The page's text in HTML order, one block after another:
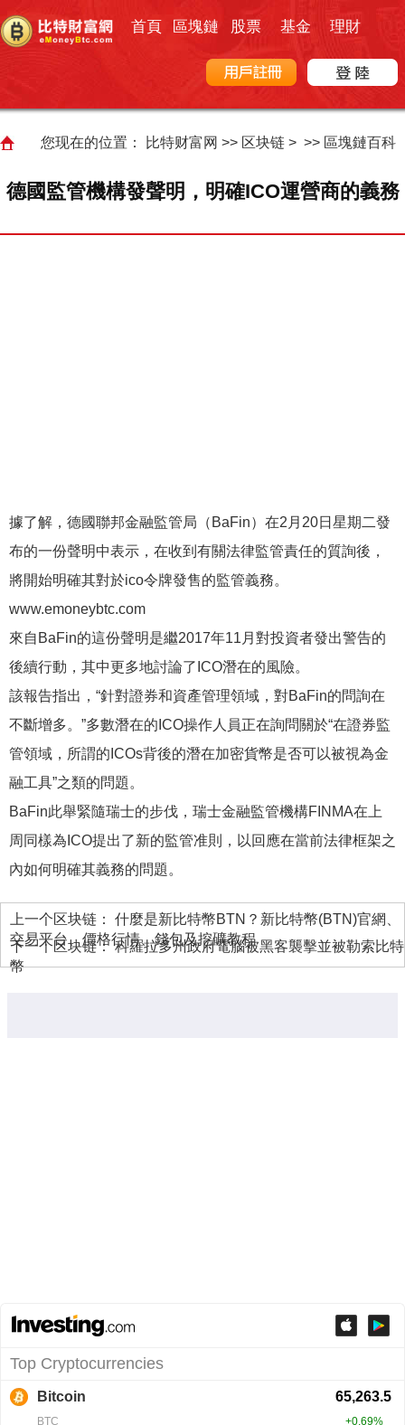
首頁 區塊鏈 股票 基金 理財
您现在的位置： 比特财富网 >> 区块链> >> 區塊鏈百科
德國監管機構發聲明，明確ICO運營商的義務
據了解，德國聯邦金融監管局（BaFin）在2月20日星期二發
布的一份聲明中表示，在收到有關法律監管責任的質詢後，
將開始明確其對於ico令牌發售的監管義務。
www.emoneybtc.com
來自BaFin的這份聲明是繼2017年11月對投資者發出警告的
後續行動，其中更多地討論了ICO潛在的風險。
該報告指出，“針對證券和資產管理領域，對BaFin的問詢在
不斷增多。”多數潛在的ICO操作人員正在詢問關於“在證券監
管領域，所謂的ICOs背後的潛在加密貨幣是否可以被視為金
融工具”之類的問題。
BaFin此舉緊隨瑞士的步伐，瑞士金融監管機構FINMA在上
周同樣為ICO提出了新的監管准則，以回應在當前法律框架之
內如何明確其義務的問題。
上一个区块链： 什麼是新比特幣BTN？新比特幣(BTN)官網、
交易平台、價格行情、錢包及挖礦教程
下一个区块链：科羅拉多州政府電腦被黑客襲擊並被勒索比特
幣